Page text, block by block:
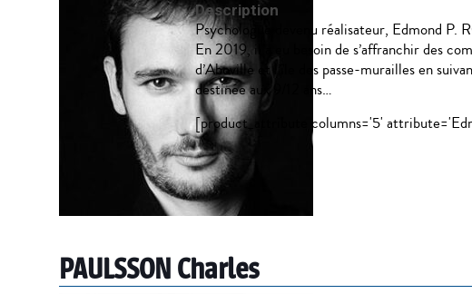
Description
Psychologue devenu réalisateur, Edmond P.
En 2019, il a eu besoin de s’affranchir des
d’Aboville et l’île des passe-murailles en
destinée aux 9/12 ans…
[product_attribute columns='5'
PAULSSON Charles